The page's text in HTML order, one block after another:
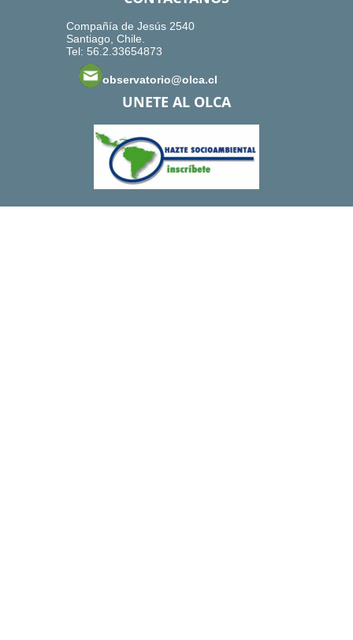
Compañía de Jesús 2540
Santiago, Chile.
Tel: 56.2.33654873
observatorio@olca.cl
UNETE AL OLCA